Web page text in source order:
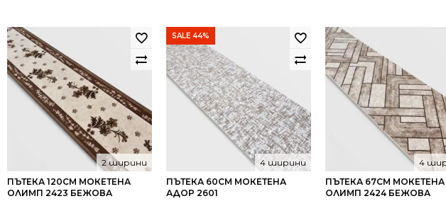
ПЪТЕКА 120СМ МОКЕТЕНА
ОЛИМП 2423 БЕЖОВА
2 ширини
SALE 44%
ПЪТЕКА 60СМ МОКЕТЕНА
АДОР 2601
4 ширини
ПЪТЕКА 67СМ МОКЕТЕНА
ОЛИМП 2424 БЕЖОВА
4